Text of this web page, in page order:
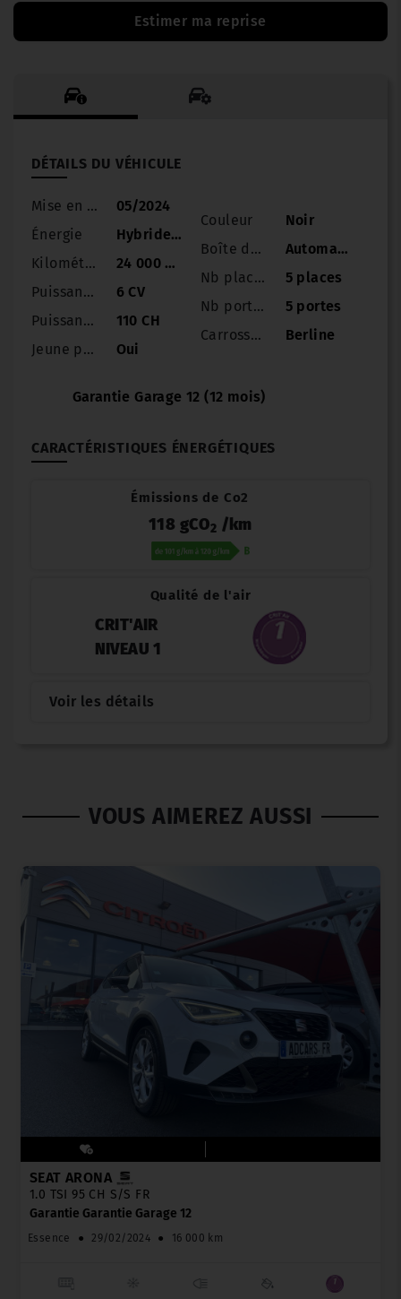
Estimer ma reprise
DÉTAILS DU VÉHICULE
Mise en circulation
05/2024
Énergie
Hybride Essence
Kilométrage
24 000 km
Puissance
6 CV
Puissance réelle
110 CH
Jeune permis
Oui
Couleur
Noir
Boîte de vitesse
Automatique
Nb places
5 places
Nb portes
5 portes
Carrosserie
Berline
Garantie Garage 12 (12 mois)
CARACTÉRISTIQUES ÉNERGÉTIQUES
Émissions de Co2
118 gCO2 /km
Qualité de l'air
CRIT'AIR
NIVEAU 1
Voir les détails
VOUS AIMEREZ AUSSI
SEAT ARONA
1.0 TSI 95 CH S/S FR
Garantie Garantie Garage 12
Essence ● 29/02/2024 ● 16 000 km